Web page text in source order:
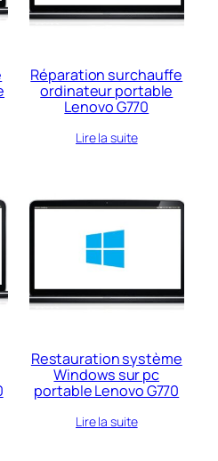
Réparation surchauffe
ordinateur portable
Lenovo G770
Lire la suite
Restauration système
Windows sur pc
portable Lenovo G770
Lire la suite